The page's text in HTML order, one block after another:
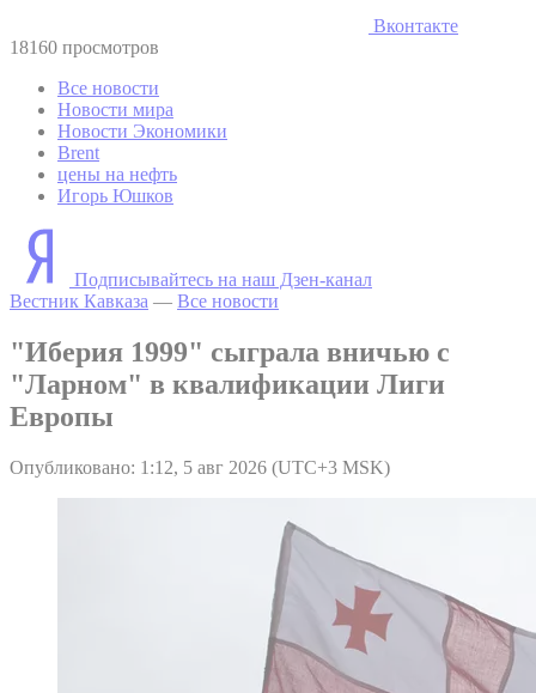
Вконтакте
18160 просмотров
Все новости
Новости мира
Новости Экономики
Brent
цены на нефть
Игорь Юшков
Подписывайтесь на наш Дзен-канал
Вестник Кавказа — Все новости
"Иберия 1999" сыграла вничью с
"Ларном" в квалификации Лиги
Европы
Опубликовано: 1:12, 5 авг 2026 (UTC+3 MSK)